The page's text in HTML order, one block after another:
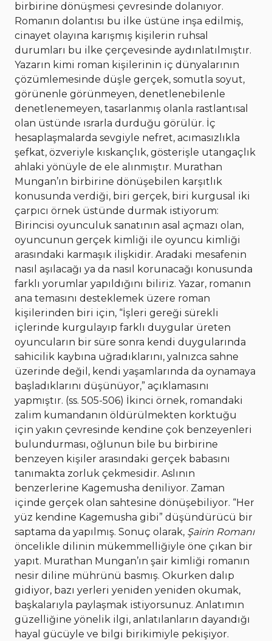
birbirine dönüşmesi çevresinde dolanıyor.
Romanın dolantısı bu ilke üstüne inşa edilmiş,
cinayet olayına karışmış kişilerin ruhsal
durumları bu ilke çerçevesinde aydınlatılmıştır.
Yazarın kimi roman kişilerinin iç dünyalarının
çözümlemesinde düşle gerçek, somutla soyut,
görünenle görünmeyen, denetlenebilenle
denetlenemeyen, tasarlanmış olanla rastlantısal
olan üstünde ısrarla durduğu görülür. İç
hesaplaşmalarda sevgiyle nefret, acımasızlıkla
şefkat, özveriyle kıskançlık, gösterişle utangaçlık
ahlaki yönüyle de ele alınmıştır. Murathan
Mungan’ın birbirine dönüşebilen karşıtlık
konusunda verdiği, biri gerçek, biri kurgusal iki
çarpıcı örnek üstünde durmak istiyorum:
Birincisi oyunculuk sanatının asal açmazı olan,
oyuncunun gerçek kimliği ile oyuncu kimliği
arasındaki karmaşık ilişkidir. Aradaki mesafenin
nasıl aşılacağı ya da nasıl korunacağı konusunda
farklı yorumlar yapıldığını biliriz. Yazar, romanın
ana temasını desteklemek üzere roman
kişilerinden biri için, “İşleri gereği sürekli
içlerinde kurgulayıp farklı duygular üreten
oyuncuların bir süre sonra kendi duygularında
sahicilik kaybına uğradıklarını, yalnızca sahne
üzerinde değil, kendi yaşamlarında da oynamaya
başladıklarını düşünüyor,” açıklamasını
yapmıştır. (ss. 505-506) İkinci örnek, romandaki
zalim kumandanın öldürülmekten korktuğu
için yakın çevresinde kendine çok benzeyenleri
bulundurması, oğlunun bile bu birbirine
benzeyen kişiler arasındaki gerçek babasını
tanımakta zorluk çekmesidir. Aslının
benzerlerine Kagemusha deniliyor. Zaman
içinde gerçek olan sahtesine dönüşebiliyor. “Her
yüz kendine Kagemusha gibi” düşündürücü bir
saptama da yapılmış. Sonuç olarak, Şairin Romanı
öncelikle dilinin mükemmelliğiyle öne çıkan bir
yapıt. Murathan Mungan’ın şair kimliği romanın
nesir diline mührünü basmış. Okurken dalıp
gidiyor, bazı yerleri yeniden yeniden okumak,
başkalarıyla paylaşmak istiyorsunuz. Anlatımın
güzelliğine yönelik ilgi, anlatılanların dayandığı
hayal gücüyle ve bilgi birikimiyle pekişiyor.